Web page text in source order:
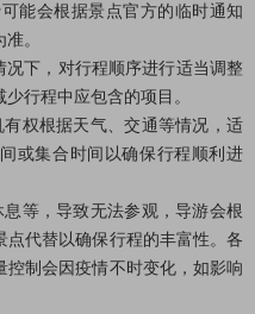
能会根据景点官方的临时通知
。
下，对行程顺序进行适当调整
行程中应包含的项目。
权根据天气、交通等情况，适
或集合时间以确保行程顺利进
等，导致无法参观，导游会根
代替以确保行程的丰富性。各
制会因疫情不时变化，如影响